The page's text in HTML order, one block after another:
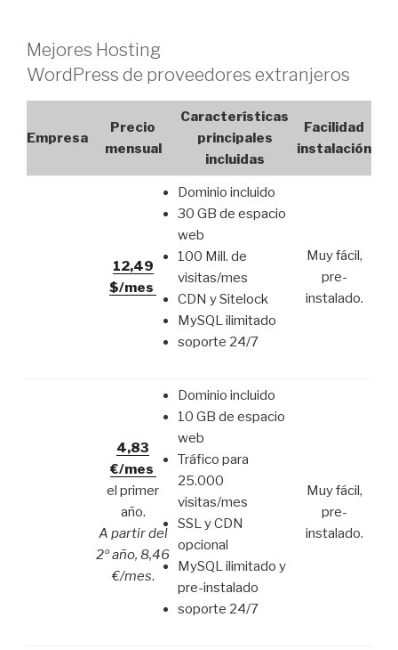
Mejores Hosting
WordPress de proveedores extranjeros
Empresa
Precio
mensual
Características
principales
incluidas
Facilidad
instalación
12,49
$/mes
Dominio incluido
30 GB de espacio
web
100 Mill. de
visitas/mes
CDN y Sitelock
MySQL ilimitado
soporte 24/7
Muy fácil,
pre-
instalado.
4,83
€/mes
el primer
año.
A partir del
2º año, 8,46
€/mes.
Dominio incluido
10 GB de espacio
web
Tráfico para
25.000
visitas/mes
SSL y CDN
opcional
MySQL ilimitado y
pre-instalado
soporte 24/7
Muy fácil,
pre-
instalado.